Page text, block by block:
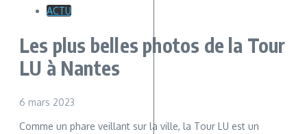
ACTU
Les plus belles photos de la Tour
LU à Nantes
6 mars 2023
Comme un phare veillant sur la ville, la Tour LU est un